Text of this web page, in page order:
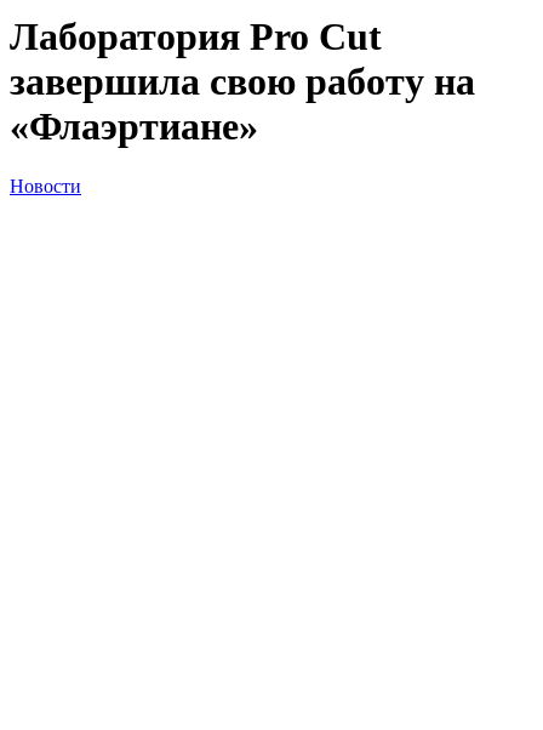
Лаборатория Pro Cut
завершила свою работу на
«Флаэртиане»
Новости